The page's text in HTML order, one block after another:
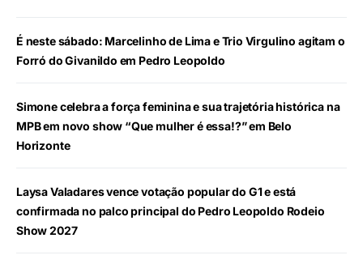
É neste sábado: Marcelinho de Lima e Trio Virgulino agitam o
Forró do Givanildo em Pedro Leopoldo
Simone celebra a força feminina e sua trajetória histórica na
MPB em novo show “Que mulher é essa!?” em Belo
Horizonte
Laysa Valadares vence votação popular do G1 e está
confirmada no palco principal do Pedro Leopoldo Rodeio
Show 2027